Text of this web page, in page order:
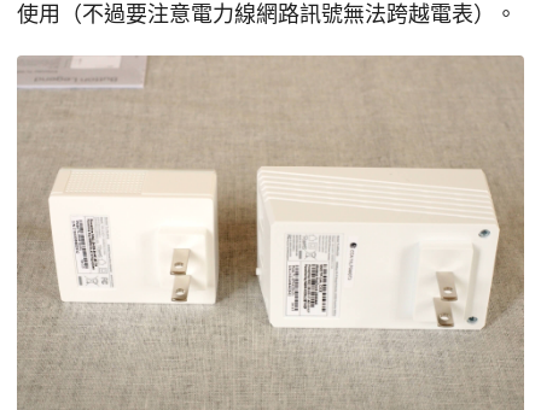
使用（不過要注意電力線網路訊號無法跨越電表）。